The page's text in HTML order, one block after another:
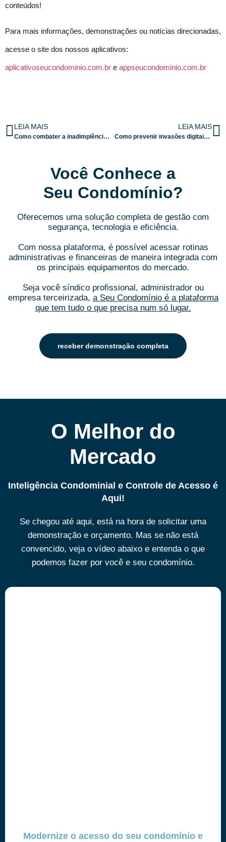
conteúdos!
Para mais informações, demonstrações ou notícias direcionadas,
acesse o site dos nossos aplicativos:
aplicativoseucondominio.com.br e appseucondominio.com.br
LEIA MAIS
Como combater a inadimplência e garantir a saúde financeira do condomínio
LEIA MAIS
Como prevenir invasões digitais em portarias de condomínios
Você Conhece a
Seu Condomínio?
Oferecemos uma solução completa de gestão com
segurança, tecnologia e eficiência.
Com nossa plataforma, é possível acessar rotinas
administrativas e financeiras de maneira integrada com
os principais equipamentos do mercado.
Seja você síndico profissional, administrador ou
empresa terceirizada, a Seu Condomínio é a plataforma
que tem tudo o que precisa num só lugar.
receber demonstração completa
O Melhor do
Mercado
Inteligência Condominial e Controle de Acesso é
Aqui!
Se chegou até aqui, está na hora de solicitar uma
demonstração e orçamento. Mas se não está
convencido, veja o vídeo abaixo e entenda o que
podemos fazer por você e seu condomínio.
Modernize o acesso do seu condomínio e